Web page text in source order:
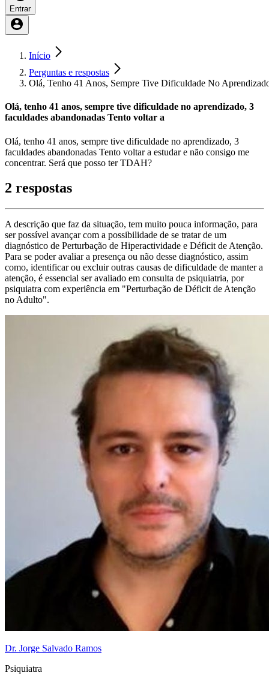
Entrar
Início
Perguntas e respostas
Olá, Tenho 41 Anos, Sempre Tive Dificuldade No
Olá, tenho 41 anos, sempre tive dificuldade no aprendizado, 3
faculdades abandonadas Tento voltar a
Olá, tenho 41 anos, sempre tive dificuldade no aprendizado, 3
faculdades abandonadas Tento voltar a estudar e não consigo me
concentrar. Será que posso ter TDAH?
2 respostas
A descrição que faz da situação, tem muito pouca informação, para
ser possível avançar com a possibilidade de se tratar de um
diagnóstico de Perturbação de Hiperactividade e Déficit de Atenção.
Para se poder avaliar a presença ou não desse diagnóstico, assim
como, identificar ou excluir outras causas de dificuldade de manter a
atenção, é essencial ser avaliado em consulta de psiquiatria, por
psiquiatra com experiência em "Perturbação de Déficit de Atenção
no Adulto".
Dr. Jorge Salvado Ramos
Psiquiatra